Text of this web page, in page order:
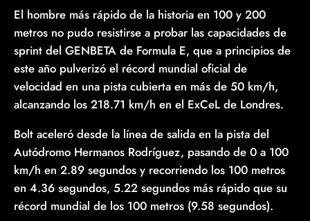
El hombre más rápido de la historia en 100 y 200
metros no pudo resistirse a probar las capacidades de
sprint del GENBETA de Formula E, que a principios de
este año pulverizó el récord mundial oficial de
velocidad en una pista cubierta en más de 50 km/h,
alcanzando los 218.71 km/h en el ExCeL de Londres.
Bolt aceleró desde la línea de salida en la pista del
Autódromo Hermanos Rodríguez, pasando de 0 a 100
km/h en 2.89 segundos y recorriendo los 100 metros
en 4.36 segundos, 5.22 segundos más rápido que su
récord mundial de los 100 metros (9.58 segundos).